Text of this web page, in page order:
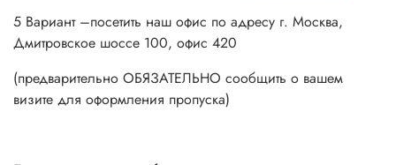
5 Вариант –посетить наш офис по адресу г. Москва,
Дмитровское шоссе 100, офис 420
(предварительно ОБЯЗАТЕЛЬНО сообщить о вашем
визите для оформления пропуска)